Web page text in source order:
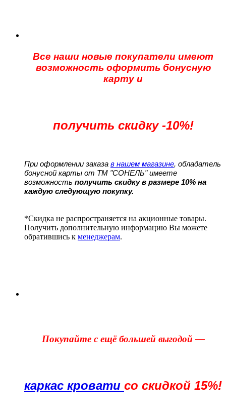
Все наши новые покупатели имеют
возможность оформить бонусную
карту и
получить скидку -10%!
При оформлении заказа в нашем магазине, обладатель
бонусной карты от ТМ "СОНЕЛЬ" имеете
возможность получить скидку в размере 10% на
каждую следующую покупку.
*Скидка не распространяется на акционные товары.
Получить дополнительную информацию Вы можете
обратившись к менеджерам.
Покупайте с ещё большей выгодой —
каркас кровати со скидкой 15%!